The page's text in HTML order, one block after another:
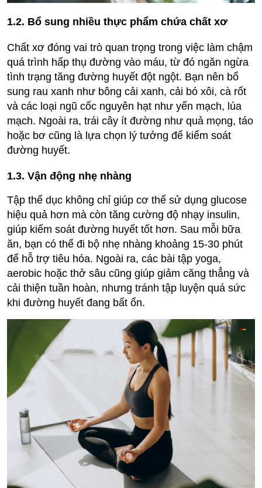
1.2. Bổ sung nhiều thực phẩm chứa chất xơ
Chất xơ đóng vai trò quan trọng trong việc làm chậm
quá trình hấp thụ đường vào máu, từ đó ngăn ngừa
tình trạng tăng đường huyết đột ngột. Bạn nên bổ
sung rau xanh như bông cải xanh, cải bó xôi, cà rốt
và các loại ngũ cốc nguyên hạt như yến mạch, lúa
mạch. Ngoài ra, trái cây ít đường như quả mọng, táo
hoặc bơ cũng là lựa chọn lý tưởng để kiểm soát
đường huyết.
1.3. Vận động nhẹ nhàng
Tập thể dục không chỉ giúp cơ thể sử dụng glucose
hiệu quả hơn mà còn tăng cường độ nhạy insulin,
giúp kiểm soát đường huyết tốt hơn. Sau mỗi bữa
ăn, bạn có thể đi bộ nhẹ nhàng khoảng 15-30 phút
để hỗ trợ tiêu hóa. Ngoài ra, các bài tập yoga,
aerobic hoặc thở sâu cũng giúp giảm căng thẳng và
cải thiện tuần hoàn, nhưng tránh tập luyện quá sức
khi đường huyết đang bất ổn.